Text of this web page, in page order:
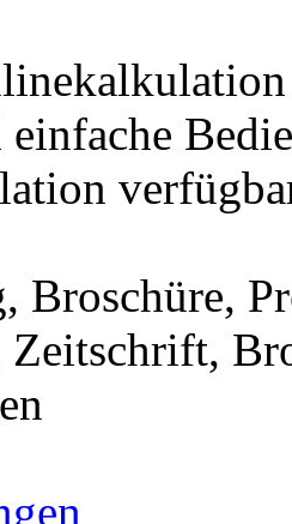
einfache
Broschüre,